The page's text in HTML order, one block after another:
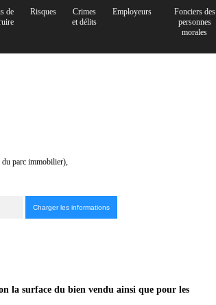
de
Risques
Crimes
et délits
Employeurs
Fonciers des
personnes
morales
parc immobilier),
la surface du bien vendu ainsi que pour les